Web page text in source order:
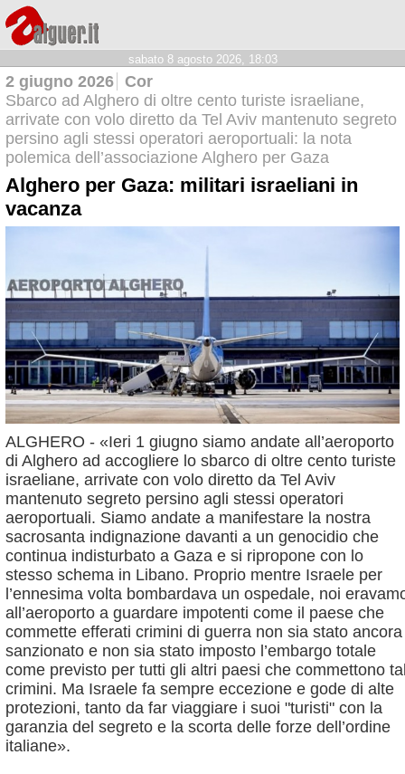
sabato 8 agosto 2026, 18:03
2 giugno 2026 Cor
Sbarco ad Alghero di oltre cento turiste israeliane,
arrivate con volo diretto da Tel Aviv mantenuto segreto
persino agli stessi operatori aeroportuali: la nota
polemica dell’associazione Alghero per Gaza
Alghero per Gaza: militari israeliani in
vacanza
ALGHERO - «Ieri 1 giugno siamo andate all’aeroporto
di Alghero ad accogliere lo sbarco di oltre cento turiste
israeliane, arrivate con volo diretto da Tel Aviv
mantenuto segreto persino agli stessi operatori
aeroportuali. Siamo andate a manifestare la nostra
sacrosanta indignazione davanti a un genocidio che
continua indisturbato a Gaza e si ripropone con lo
stesso schema in Libano. Proprio mentre Israele per
l’ennesima volta bombardava un ospedale, noi
all’aeroporto a guardare impotenti come il paese che
commette efferati crimini di guerra non sia stato ancora
sanzionato e non sia stato imposto l’embargo totale
come previsto per tutti gli altri paesi che commettono
crimini. Ma Israele fa sempre eccezione e gode di alte
protezioni, tanto da far viaggiare i suoi "turisti" con la
garanzia del segreto e la scorta delle forze dell’ordine
italiane».